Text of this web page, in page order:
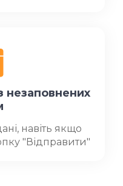
незаповнених
навіть якщо
"Відправити"